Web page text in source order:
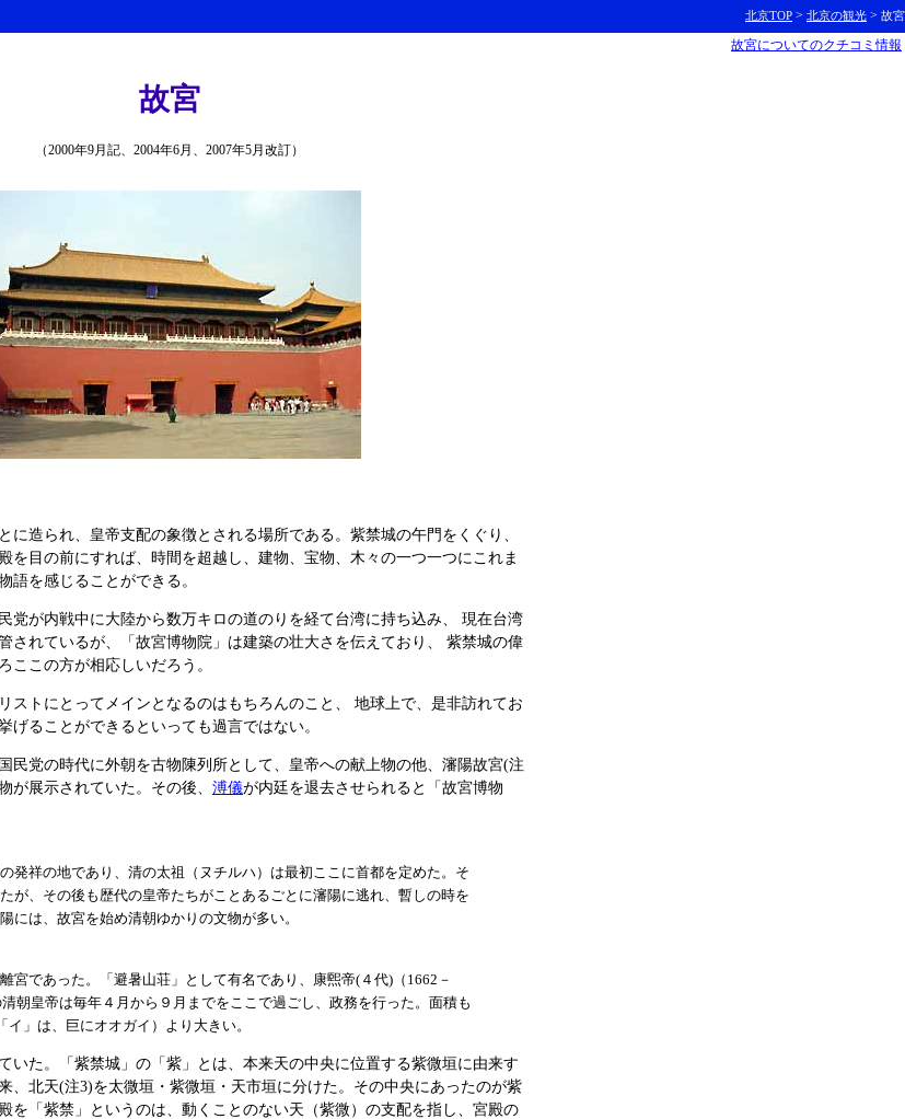
北京TOP > 北京の観光 > 故宮
故宮についてのクチコミ情報
故宮
（2000年9月記、2004年6月、2007年5月改訂）
に造られ、皇帝支配の象徴とされる場所である。紫禁城の午門をくぐり、
を目の前にすれば、時間を超越し、建物、宝物、木々の一つ一つにこれま
語を感じることができる。
党が内戦中に大陸から数万キロの道のりを経て台湾に持ち込み、 現在台湾
されているが、「故宮博物院」は建築の壮大さを伝えており、 紫禁城の偉
ここの方が相応しいだろう。
ストにとってメインとなるのはもちろんのこと、 地球上で、是非訪れてお
げることができるといっても過言ではない。
民党の時代に外朝を古物陳列所として、皇帝への献上物の他、瀋陽故宮(注
が展示されていた。その後、 溥儀が内廷を退去させられると「故宮博物
発祥の地であり、清の太祖（ヌチルハ）は最初ここに首都を定めた。そ
が、その後も歴代の皇帝たちがことあるごとに瀋陽に逃れ、暫しの時を
には、故宮を始め清朝ゆかりの文物が多い。
宮であった。「避暑山荘」として有名であり、康煕帝(４代)（1662－
朝皇帝は毎年４月から９月までをここで過ごし、政務を行った。面積も
イ」は、巨にオオガイ）より大きい。
いた。「紫禁城」の「紫」とは、本来天の中央に位置する紫微垣に由来す
、北天(注3)を太微垣・紫微垣・天市垣に分けた。その中央にあったのが紫
を「紫禁」というのは、動くことのない天（紫微）の支配を指し、宮殿の